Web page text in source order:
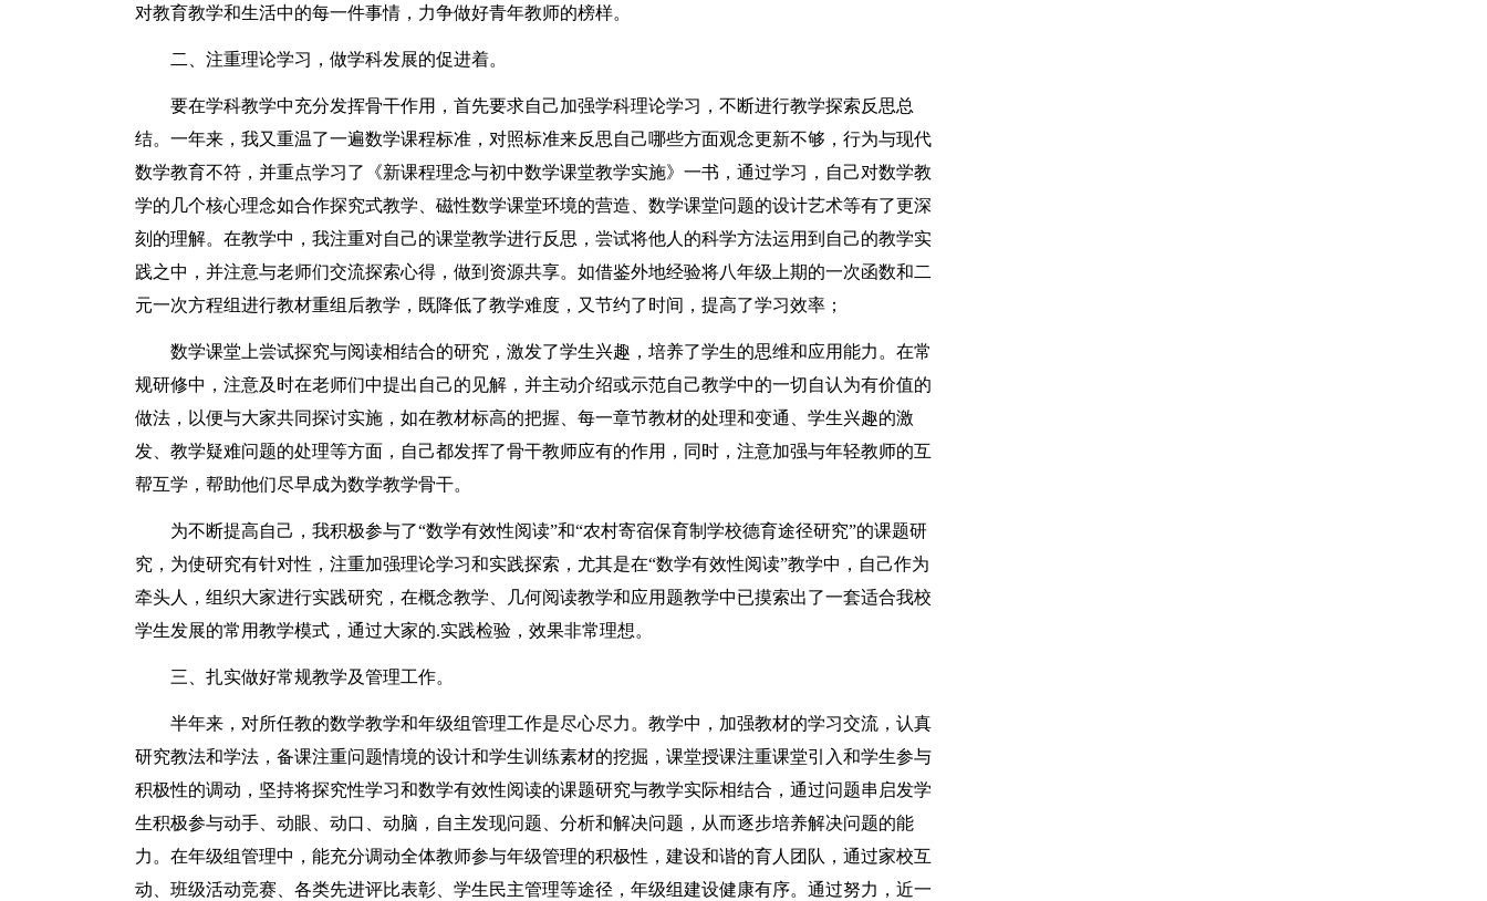
对教育教学和生活中的每一件事情，力争做好青年教师的榜样。
二、注重理论学习，做学科发展的促进着。
要在学科教学中充分发挥骨干作用，首先要求自己加强学科理论学习，不断进行教学探索反思总
结。一年来，我又重温了一遍数学课程标准，对照标准来反思自己哪些方面观念更新不够，行为与现代
数学教育不符，并重点学习了《新课程理念与初中数学课堂教学实施》一书，通过学习，自己对数学教
学的几个核心理念如合作探究式教学、磁性数学课堂环境的营造、数学课堂问题的设计艺术等有了更深
刻的理解。在教学中，我注重对自己的课堂教学进行反思，尝试将他人的科学方法运用到自己的教学实
践之中，并注意与老师们交流探索心得，做到资源共享。如借鉴外地经验将八年级上期的一次函数和二
元一次方程组进行教材重组后教学，既降低了教学难度，又节约了时间，提高了学习效率；
数学课堂上尝试探究与阅读相结合的研究，激发了学生兴趣，培养了学生的思维和应用能力。在常
规研修中，注意及时在老师们中提出自己的见解，并主动介绍或示范自己教学中的一切自认为有价值的
做法，以便与大家共同探讨实施，如在教材标高的把握、每一章节教材的处理和变通、学生兴趣的激
发、教学疑难问题的处理等方面，自己都发挥了骨干教师应有的作用，同时，注意加强与年轻教师的互
帮互学，帮助他们尽早成为数学教学骨干。
为不断提高自己，我积极参与了“数学有效性阅读”和“农村寄宿保育制学校德育途径研究”的课题研
究，为使研究有针对性，注重加强理论学习和实践探索，尤其是在“数学有效性阅读”教学中，自己作为
牵头人，组织大家进行实践研究，在概念教学、几何阅读教学和应用题教学中已摸索出了一套适合我校
学生发展的常用教学模式，通过大家的.实践检验，效果非常理想。
三、扎实做好常规教学及管理工作。
半年来，对所任教的数学教学和年级组管理工作是尽心尽力。教学中，加强教材的学习交流，认真
研究教法和学法，备课注重问题情境的设计和学生训练素材的挖掘，课堂授课注重课堂引入和学生参与
积极性的调动，坚持将探究性学习和数学有效性阅读的课题研究与教学实际相结合，通过问题串启发学
生积极参与动手、动眼、动口、动脑，自主发现问题、分析和解决问题，从而逐步培养解决问题的能
力。在年级组管理中，能充分调动全体教师参与年级管理的积极性，建设和谐的育人团队，通过家校互
动、班级活动竞赛、各类先进评比表彰、学生民主管理等途径，年级组建设健康有序。通过努力，近一